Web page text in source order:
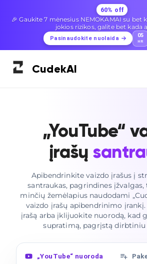
60% off
🎉 Gaukite 7 mėnesius NEMOKAMAI su bet
jokios rizikos, galite bet kada
Pasinaudokite nuolaida 05
HR
CudekAI
„YouTube“
įrašų
Apibendrinkite vaizdo įrašus į
santraukas, pagrindines
minčių žemėlapius naudodami
vaizdo įrašų apibendrinimo
įrašą arba įklijuokite nuorodą, kad
supratimą, pagrįstą dirbtiniu
„YouTube“ nuoroda